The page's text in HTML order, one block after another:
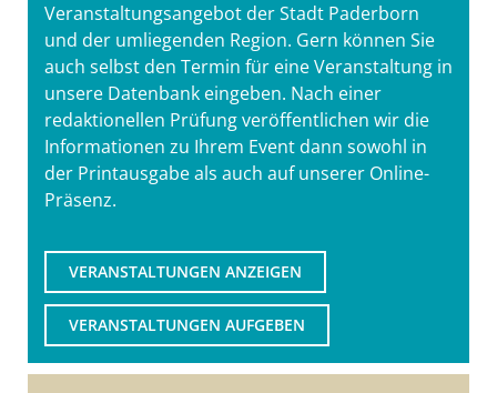
Veranstaltungsangebot der Stadt Paderborn
und der umliegenden Region. Gern können Sie
auch selbst den Termin für eine Veranstaltung in
unsere Datenbank eingeben. Nach einer
redaktionellen Prüfung veröffentlichen wir die
Informationen zu Ihrem Event dann sowohl in
der Printausgabe als auch auf unserer Online-
Präsenz.
VERANSTALTUNGEN ANZEIGEN
VERANSTALTUNGEN AUFGEBEN